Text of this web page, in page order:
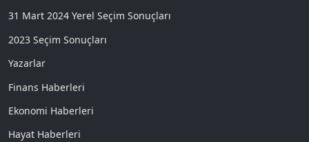
31 Mart 2024 Yerel Seçim Sonuçları
2023 Seçim Sonuçları
Yazarlar
Finans Haberleri
Ekonomi Haberleri
Hayat Haberleri